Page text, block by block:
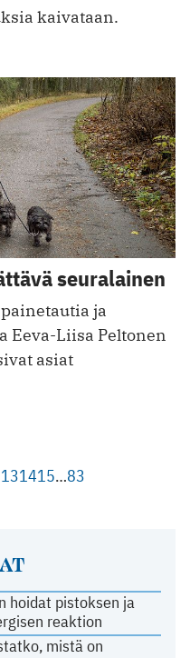
kaivataan.
seuralainen
ja
Eeva-Liisa Peltonen
asiat
131415…83
hoidat pistoksen ja
reaktion
mistä on